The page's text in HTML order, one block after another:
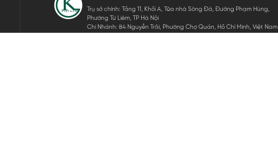
Trụ sở chính: Tầng 11, Khối A, Tòa nhà Sông Đà, Đường Phạm Hùng,
Phường Từ Liêm, TP Hà Nội
Chi Nhánh: 84 Nguyễn Trãi, Phường Chợ Quán, Hồ Chí Minh, Việt Nam